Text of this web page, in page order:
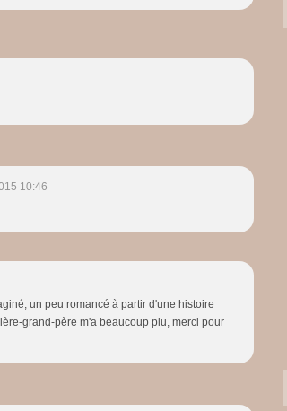
10:46
un peu romancé à partir d'une histoire
grand-père m'a beaucoup plu, merci pour